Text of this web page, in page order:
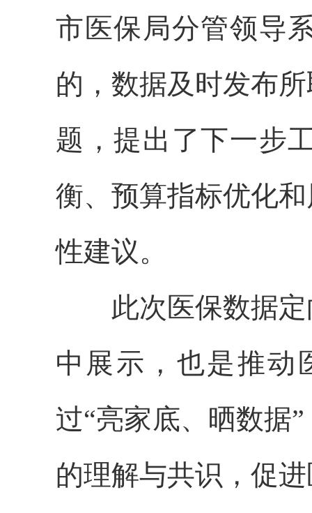
市医保局分管领导
的，数据及时发布
题，提出了下一步
衡、预算指标优化
性建议。
此次医保数据
中展示，也是推动
过“亮家底、晒数据
的理解与共识，促